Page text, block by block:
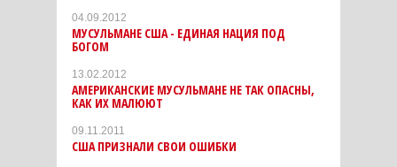
04.09.2012
МУСУЛЬМАНЕ США - ЕДИНАЯ НАЦИЯ ПОД
БОГОМ
13.02.2012
АМЕРИКАНСКИЕ МУСУЛЬМАНЕ НЕ ТАК ОПАСНЫ,
КАК ИХ МАЛЮЮТ
09.11.2011
США ПРИЗНАЛИ СВОИ ОШИБКИ